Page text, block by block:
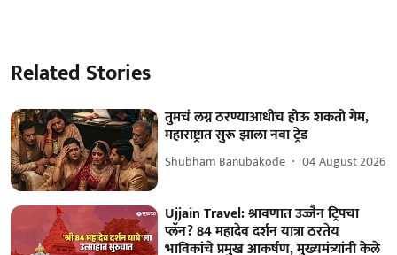
Related Stories
तुमचं लग्न ठरण्याआधीच होऊ शकतो गेम,
महाराष्ट्रात सुरू झाला नवा ट्रेंड
Shubham Banubakode 04 August 2026
Ujjain Travel: श्रावणात उज्जैन ट्रिपचा
प्लॅन? 84 महादेव दर्शन यात्रा ठरतेय
भाविकांचे प्रमुख आकर्षण, मुख्यमंत्र्यांनी केले